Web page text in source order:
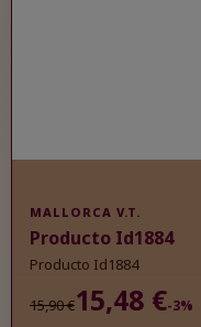
MALLORCA V.T.
Producto Id1884
Producto Id1884
15,90 €15,48 €-3%